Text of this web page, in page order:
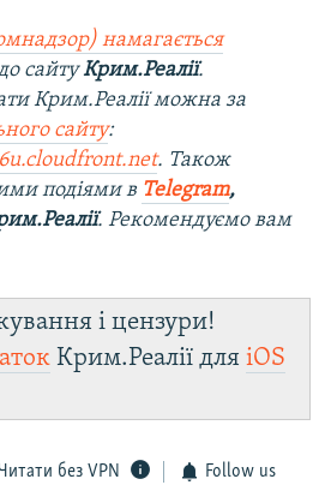
намагається
сайтуКрим.Реалії.
Крим.Реалії можна за
сайту:
. Також
подіями в Telegram,
. Рекомендуємо вам
і цензури!
Крим.Реалії для iOS
без VPN Follow us